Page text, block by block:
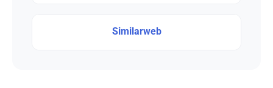
Similarweb